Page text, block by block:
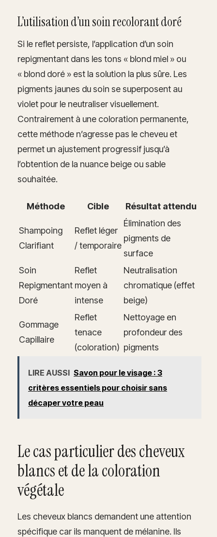
L’utilisation d’un soin recolorant doré
Si le reflet persiste, l’application d’un soin
repigmentant dans les tons « blond miel » ou
« blond doré » est la solution la plus sûre. Les
pigments jaunes du soin se superposent au
violet pour le neutraliser visuellement.
Contrairement à une coloration permanente,
cette méthode n’agresse pas le cheveu et
permet un ajustement progressif jusqu’à
l’obtention de la nuance beige ou sable
souhaitée.
Méthode Cible Résultat attendu
Shampoing
Clarifiant
Reflet léger
/ temporaire
Élimination des
pigments de
surface
Soin
Repigmentant
Doré
Reflet
moyen à
intense
Neutralisation
chromatique (effet
beige)
Gommage
Capillaire
Reflet
tenace
(coloration)
Nettoyage en
profondeur des
pigments
LIRE AUSSI Savon pour le visage : 3
critères essentiels pour choisir sans
décaper votre peau
Le cas particulier des cheveux
blancs et de la coloration
végétale
Les cheveux blancs demandent une attention
spécifique car ils manquent de mélanine. Ils